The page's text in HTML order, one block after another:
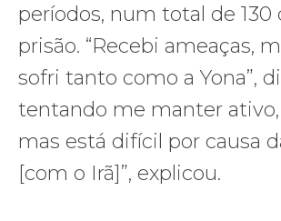
períodos, num total de 130
prisão. “Recebi ameaças,
sofri tanto como a Yona”,
tentando me manter
mas está difícil por causa
[com o Irã]”, explicou.